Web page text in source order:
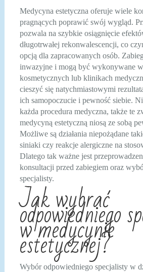
Medycyna estetyczna oferuje wiele
pragnących poprawić swój wygląd.
pozwala na szybkie osiągnięcie
długotrwałej rekonwalescencji, co
opcją dla zapracowanych osób.
inwazyjne i mogą być wykonywane
kosmetycznych lub klinikach
cieszyć się natychmiastowymi
ich samopoczucie i pewność siebie.
każda procedura medyczna, także te
medycyną estetyczną niosą ze sobą
Możliwe są działania niepożądane
siniaki czy reakcje alergiczne na
Dlatego tak ważne jest
konsultacji przed zabiegiem oraz
specjalisty.
Jak wybrać
odpowiedniego
w medycynie
estetycznej?
Wybór odpowiedniego specjalisty w